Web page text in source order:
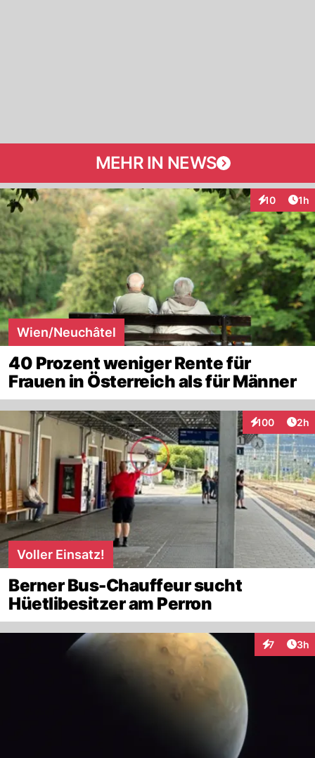
MEHR IN NEWS
10 1h
Wien/Neuchâtel
40 Prozent weniger Rente für
Frauen in Österreich als für Männer
100
Interaktionen
2h
Voller Einsatz!
Berner Bus-Chauffeur sucht
Hüetlibesitzer am Perron
7 3h